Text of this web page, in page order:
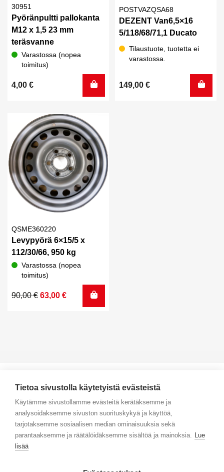
30951
Pyöränpultti pallokanta
M12 x 1,5 23 mm
teräsvanne
Varastossa (nopea
toimitus)
4,00 €
POSTVAZQSA68
DEZENT Van6,5×16
5/118/68/71,1 Ducato
Tilaustuote, tuotetta ei
varastossa.
149,00 €
QSME360220
Levypyörä 6×15/5 x
112/30/66, 950 kg
Varastossa (nopea
toimitus)
90,00€
Alkuperäinen
63,00 €
Nykyinen
Yhteystiedot
Selaa tuotteita
Tietoa sivustolla käytetyistä evästeistä
Käytämme sivustollamme evästeitä kerätäksemme ja
analysoidaksemme sivuston suorituskykyä ja käyttöä,
tarjotaksemme sosiaalisen median ominaisuuksia sekä
parantaaksemme ja räätälöidäksemme sisältöä ja mainoksia. Lue
lisää